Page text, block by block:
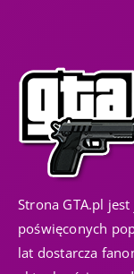
Strona GTA.pl
poświęconych
lat dostarcza